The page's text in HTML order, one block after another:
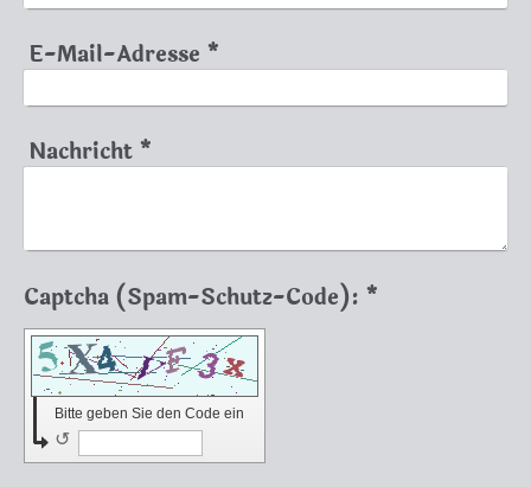
E-Mail-Adresse *
Nachricht *
Captcha (Spam-Schutz-Code): *
Bitte geben Sie den Code ein
↺